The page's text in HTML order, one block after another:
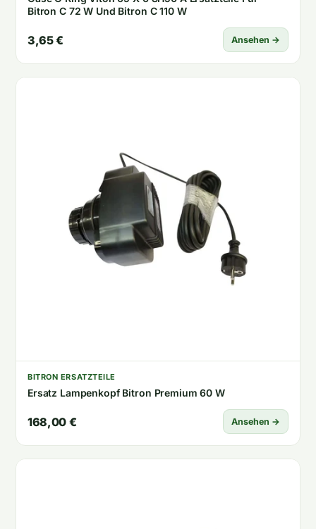
Bitron C 72 W Und Bitron C 110 W
3,65 € Ansehen →
BITRON ERSATZTEILE
Ersatz Lampenkopf Bitron Premium 60 W
168,00 € Ansehen →